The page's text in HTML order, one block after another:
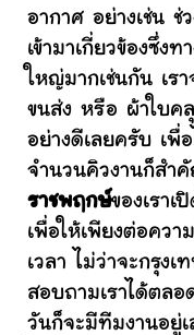
อากาศ อย่างเช่น
เข้ามาเกี่ยวข้องซึ่ง
ใหญ่มากเช่นกัน เ
ขนส่ง หรือ ผ้าใบค
อย่างดีเลยครับ เพื่อ
จำนวนคิวงานก็สำ
ราชพฤกษ์ของเรา
เพื่อให้เพียงต่อคว
เวลา ไม่ว่าจะกรุง
สอบถามเราได้ตล
วันก็จะมีทีมงานอยู่